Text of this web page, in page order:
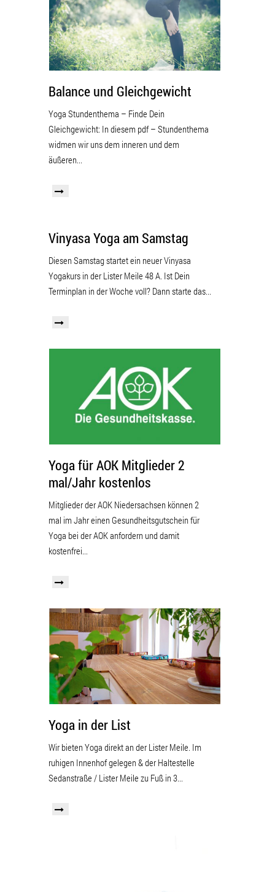
Balance und Gleichgewicht
Yoga Stundenthema – Finde Dein
Gleichgewicht: In diesem pdf – Stundenthema
widmen wir uns dem inneren und dem
äußeren...
Vinyasa Yoga am Samstag
Diesen Samstag startet ein neuer Vinyasa
Yogakurs in der Lister Meile 48 A. Ist Dein
Terminplan in der Woche voll? Dann starte das...
Yoga für AOK Mitglieder 2
mal/Jahr kostenlos
Mitglieder der AOK Niedersachsen können 2
mal im Jahr einen Gesundheitsgutschein für
Yoga bei der AOK anfordern und damit
kostenfrei...
Yoga in der List
Wir bieten Yoga direkt an der Lister Meile. Im
ruhigen Innenhof gelegen & der Haltestelle
Sedanstraße / Lister Meile zu Fuß in 3...